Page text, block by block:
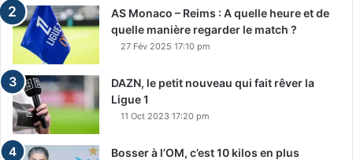
AS Monaco – Reims : A quelle heure et de
quelle manière regarder le match ?
27 Fév 2025 17:10 pm
DAZN, le petit nouveau qui fait rêver la
Ligue 1
11 Oct 2023 17:20 pm
Bosser à l’OM, c’est 10 kilos en plus